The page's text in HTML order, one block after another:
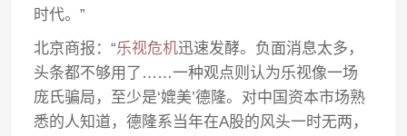
时代。”
北京商报：“乐视危机迅速发酵。负面消息太多，
头条都不够用了……一种观点则认为乐视像一场
庞氏骗局，至少是‘媲美’德隆。对中国资本市场熟
悉的人知道，德隆系当年在A股的风头一时无两，